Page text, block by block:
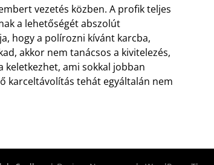
vezetés közben. A profik teljes
a lehetőségét abszolút
hogy a polírozni kívánt karcba,
akkor nem tanácsos a kivitelezés,
ami sokkal jobban
karceltávolítás tehát egyáltalán nem